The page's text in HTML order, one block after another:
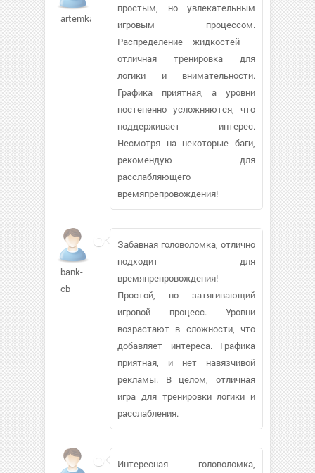
artemkarub36
простым, но увлекательным
игровым процессом.
Распределение жидкостей –
отличная тренировка для
логики и внимательности.
Графика приятная, а уровни
постепенно усложняются, что
поддерживает интерес.
Несмотря на некоторые баги,
рекомендую для
расслабляющего
времяпрепровождения!
bank-
cb
Забавная головоломка, отлично
подходит для
времяпрепровождения!
Простой, но затягивающий
игровой процесс. Уровни
возрастают в сложности, что
добавляет интереса. Графика
приятная, и нет навязчивой
рекламы. В целом, отличная
игра для тренировки логики и
расслабления.
Интересная головоломка,